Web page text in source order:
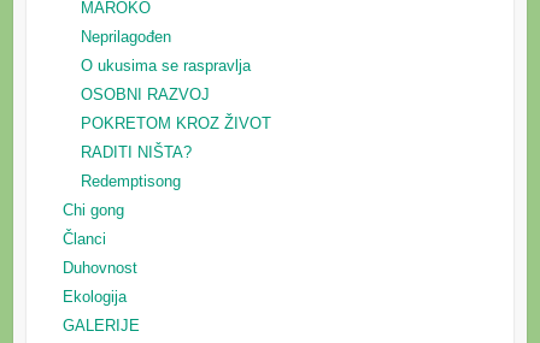
MAROKO
Neprilagođen
O ukusima se raspravlja
OSOBNI RAZVOJ
POKRETOM KROZ ŽIVOT
RADITI NIŠTA?
Redemptisong
Chi gong
Članci
Duhovnost
Ekologija
GALERIJE